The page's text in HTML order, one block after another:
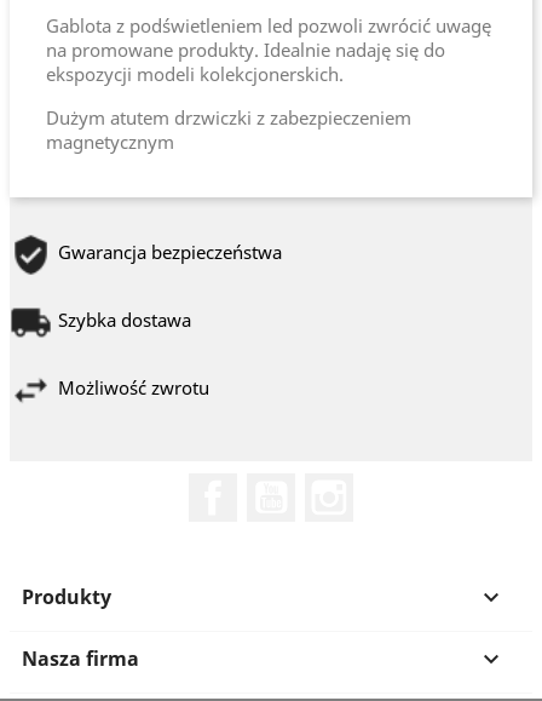
Gablota z podświetleniem led pozwoli zwrócić uwagę
na promowane produkty. Idealnie nadaję się do
ekspozycji modeli kolekcjonerskich.
Dużym atutem drzwiczki z zabezpieczeniem
magnetycznym
Gwarancja bezpieczeństwa
Szybka dostawa
Możliwość zwrotu
Produkty 
Nasza firma 